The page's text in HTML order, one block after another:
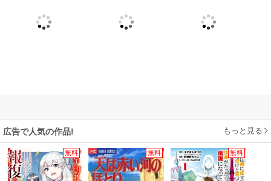
広告で人気の作品! もっと見る
無料 無料 無料